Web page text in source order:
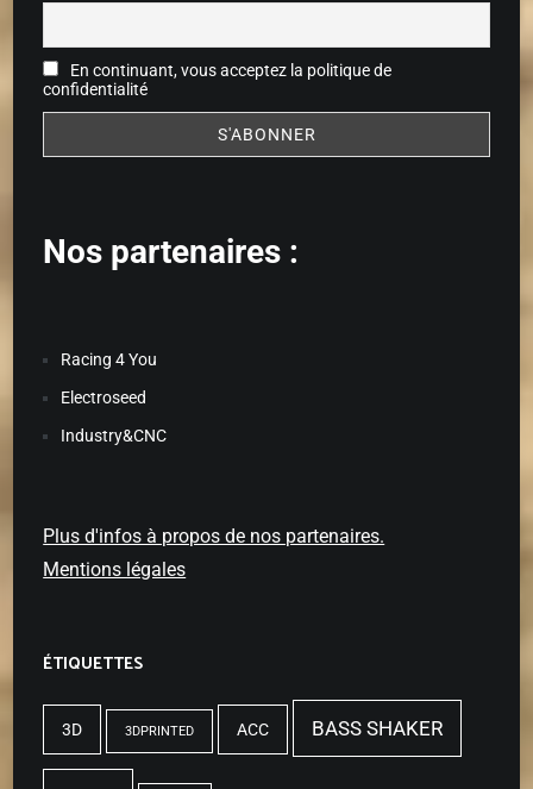
En continuant, vous acceptez la politique de
confidentialité
Nos partenaires :
Racing 4 You
Electroseed
Industry&CNC
Plus d'infos à propos de nos partenaires.
Mentions légales
ÉTIQUETTES
3D 3DPRINTED ACC BASS SHAKER